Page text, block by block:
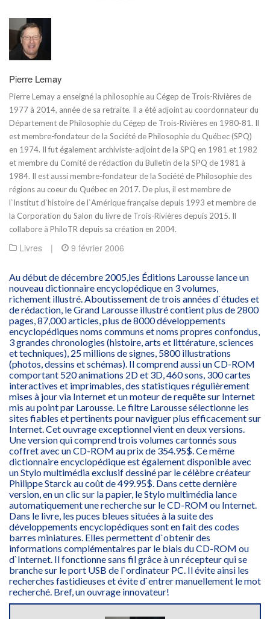
Pierre Lemay
Pierre Lemay a enseigné la philosophie au Cégep de Trois-Rivières de
1977 à 2014, année de sa retraite. Il a été adjoint au coordonnateur du
Département de Philosophie du Cégep de Trois-Rivières en 1980-81. Il
est membre-fondateur de la Société de Philosophie du Québec (SPQ)
en 1974. Il fut également archiviste-adjoint de la SPQ en 1981 et 1982
et membre du Comité de rédaction du Bulletin de la SPQ de 1981 à
1984. Il est aussi membre-fondateur de la Société de Philosophie des
régions au coeur du Québec en 2017. De plus, il est membre de
l`Institut d`histoire de l`Amérique française depuis 1993 et membre de
la Corporation du Salon du livre de Trois-Rivières depuis 2015. Il
collabore à PhiloTR depuis sa création en 2004.
Livres | 9 février 2006
Au début de décembre 2005,les Éditions Larousse lance un
nouveau dictionnaire encyclopédique en 3 volumes,
richement illustré. Aboutissement de trois années d`études et
de rédaction, le Grand Larousse illustré contient plus de 2800
pages, 87,000 articles, plus de 8000 développements
encyclopédiques noms communs et noms propres confondus,
3 grandes chronologies (histoire, arts et littérature, sciences
et techniques), 25 millions de signes, 5800 illustrations
(photos, dessins et schémas). Il comprend aussi un CD-ROM
comportant 520 animations 2D et 3D, 460 sons, 300 cartes
interactives et imprimables, des statistiques régulièrement
mises à jour via Internet et un moteur de requête sur Internet
mis au point par Larousse. Le filtre Larousse sélectionne les
sites fiables et pertinents pour naviguer plus efficacement sur
Internet. Cet ouvrage exceptionnel vient en deux versions.
Une version qui comprend trois volumes cartonnés sous
coffret avec un CD-ROM au prix de 354.95$. Ce même
dictionnaire encyclopédique est également disponible avec
un Stylo multimédia exclusif dessiné par le célèbre créateur
Philippe Starck au coût de 499.95$. Dans cette dernière
version, en un clic sur la papier, le Stylo multimédia lance
automatiquement une recherche sur le CD-ROM ou Internet.
Dans le livre, les puces bleues situées à la suite des
développements encyclopédiques sont en fait des codes
barres miniatures. Elles permettent d`obtenir des
informations complémentaires par le biais du CD-ROM ou
d`Internet. Il fonctionne sans fil grâce à un récepteur qui se
branche sur le port USB de l`ordinateur PC. Il évite ainsi les
recherches fastidieuses et évite d`entrer manuellement le mot
recherché. Bref, un ouvrage innovateur!